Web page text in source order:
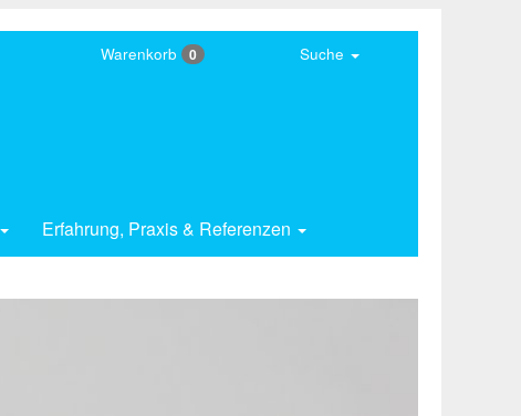
Erfahrung, Praxis & Referenzen
Warenkorb 0 Suche